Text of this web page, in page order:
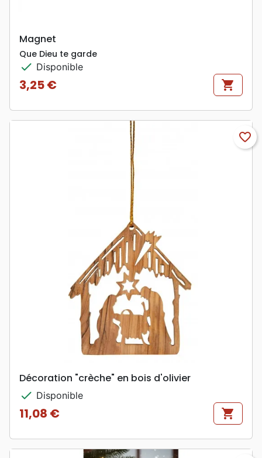
Magnet
Que Dieu te garde
check Disponible
Prix
3,25 € shopping_cart
favorite_border
Décoration "crèche" en bois d'olivier
check Disponible
Prix
11,08 € shopping_cart